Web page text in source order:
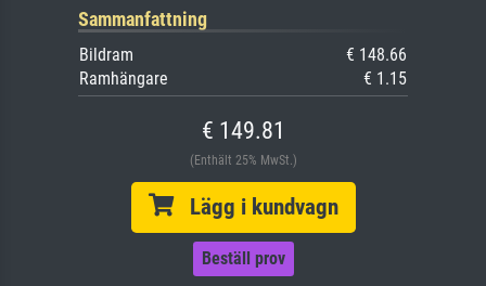
Sammanfattning
Bildram
€ 148.66
Ramhängare
€ 1.15
€ 149.81
(Enthält 25% MwSt.)
Lägg i kundvagn
Beställ prov